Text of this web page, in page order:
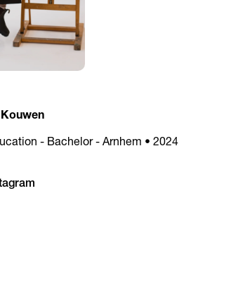
Kouwen
- Bachelor - Arnhem • 2024